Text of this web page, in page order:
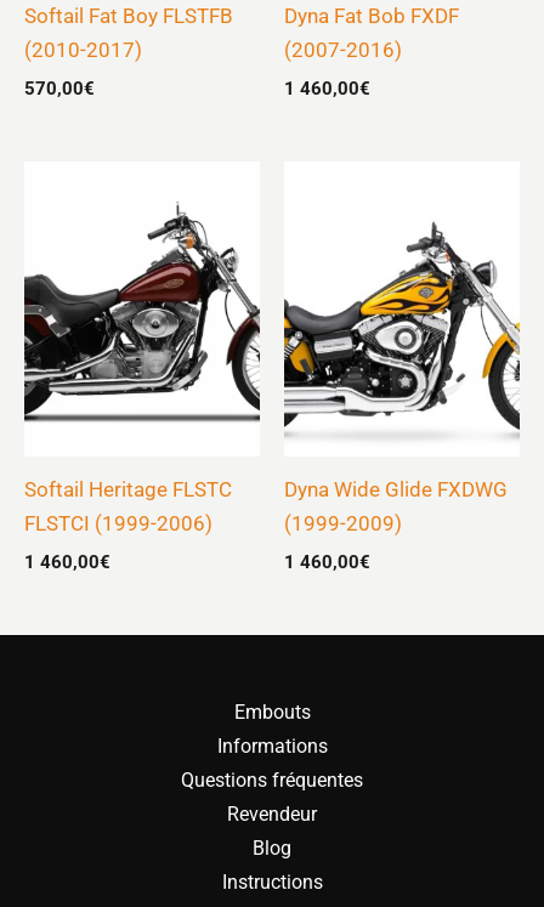
Softail Fat Boy FLSTFB
(2010-2017)
570,00€
Dyna Fat Bob FXDF
(2007-2016)
1 460,00€
Softail Heritage FLSTC
FLSTCI (1999-2006)
1 460,00€
Dyna Wide Glide FXDWG
(1999-2009)
1 460,00€
Embouts
Informations
Questions fréquentes
Revendeur
Blog
Instructions